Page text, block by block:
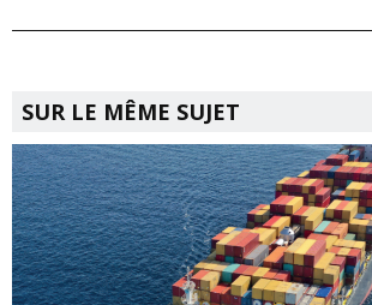
SUR LE MÊME SUJET